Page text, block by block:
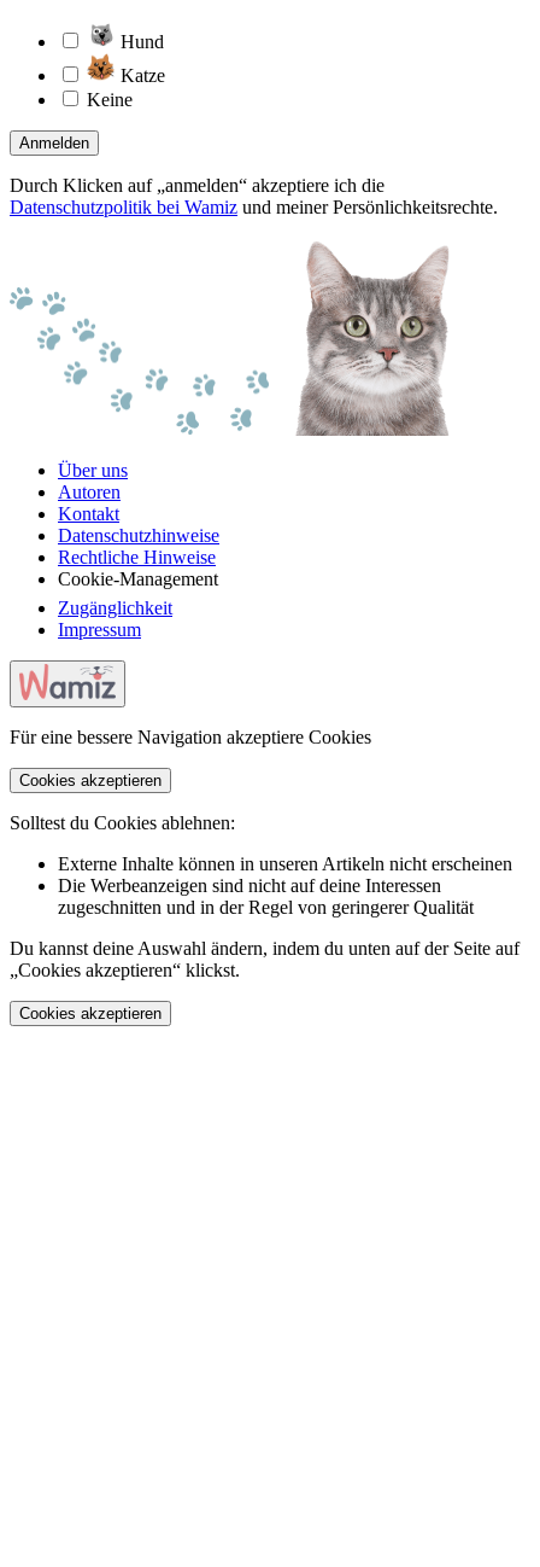
Hund
Katze
Keine
Anmelden
Durch Klicken auf „anmelden“ akzeptiere ich die
Datenschutzpolitik bei Wamiz und meiner Persönlichkeitsrechte.
Über uns
Autoren
Kontakt
Datenschutzhinweise
Rechtliche Hinweise
Cookie-Management
Zugänglichkeit
Impressum
Für eine bessere Navigation akzeptiere Cookies
Cookies akzeptieren
Solltest du Cookies ablehnen:
Externe Inhalte können in unseren Artikeln nicht erscheinen
Die Werbeanzeigen sind nicht auf deine Interessen
zugeschnitten und in der Regel von geringerer Qualität
Du kannst deine Auswahl ändern, indem du unten auf der Seite auf
„Cookies akzeptieren“ klickst.
Cookies akzeptieren